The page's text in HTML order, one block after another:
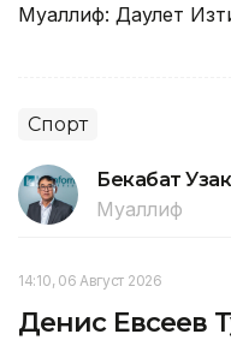
Муаллиф: Даулет
Спорт
Бекабат
Муаллиф
14:10, 06 Август 2026
Денис Евсеев